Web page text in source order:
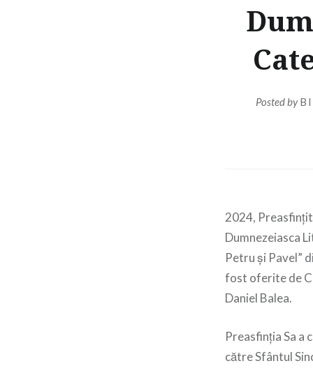
Posted by
2024,
Dumnezeiasca
Petru și Pavel”
fost oferite de
Daniel Balea.
Preasfinția Sa
către Sfântul